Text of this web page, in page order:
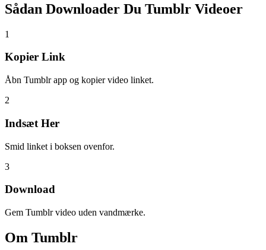
Sådan Downloader Du Tumblr Videoer
1
Kopier Link
Åbn Tumblr app og kopier video linket.
2
Indsæt Her
Smid linket i boksen ovenfor.
3
Download
Gem Tumblr video uden vandmærke.
Om Tumblr